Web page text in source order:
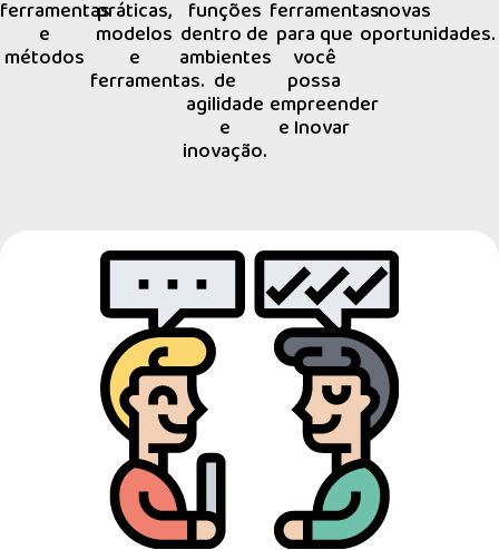
ferramentas
e
métodos
práticas,
modelos
e
ferramentas.
funções
dentro de
ambientes
de
agilidade
e
inovação.
ferramentas
para que
você
possa
empreender
e Inovar
novas
oportunidades.